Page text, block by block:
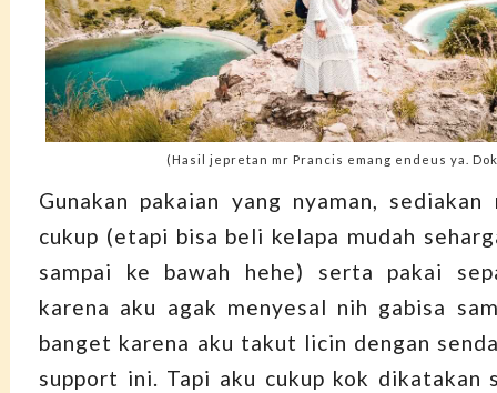
(Hasil jepretan mr Prancis emang endeus ya.
Gunakan pakaian yang nyaman, sediakan
cukup (etapi bisa beli kelapa mudah
sampai ke bawah hehe) serta pakai
karena aku agak menyesal nih gabisa
banget karena aku takut licin dengan
support ini. Tapi aku cukup kok dikatakan